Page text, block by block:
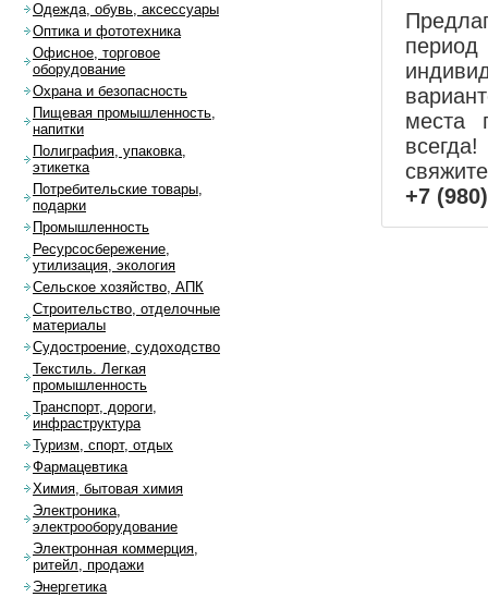
места
+7
Одежда, обувь, аксессуары
Оптика и фототехника
Офисное, торговое
оборудование
Охрана и безопасность
Пищевая промышленность,
напитки
Полиграфия, упаковка,
этикетка
Потребительские товары,
подарки
Промышленность
Ресурсосбережение,
утилизация, экология
Сельское хозяйство, АПК
Строительство, отделочные
материалы
Судостроение, судоходство
Текстиль. Легкая
промышленность
Транспорт, дороги,
инфраструктура
Туризм, спорт, отдых
Фармацевтика
Химия, бытовая химия
Электроника,
электрооборудование
Электронная коммерция,
ритейл, продажи
Энергетика